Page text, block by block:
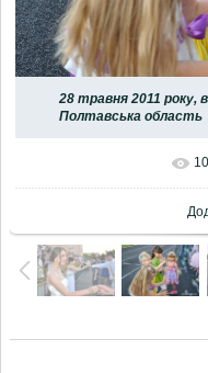
28 травня 2011 року,
Полтавська область